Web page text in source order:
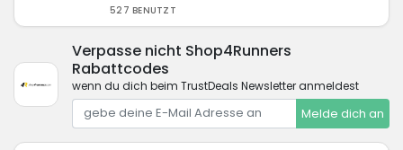
527 BENUTZT
Verpasse nicht Shop4Runners
Rabattcodes
wenn du dich beim TrustDeals Newsletter anmeldest
Melde dich an